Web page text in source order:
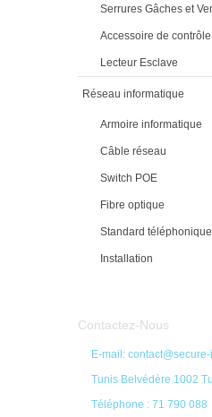
Serrures Gâches et
Accessoire de
Lecteur Esclave
Réseau informatique
Armoire informatique
Câble réseau
Switch POE
Fibre optique
Standard téléphonique
Installation
Contactez-Nous
E-mail: contact@secure-
Tunis Belvédère 1002
Téléphone : 71 790 088